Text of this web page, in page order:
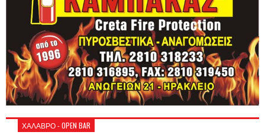
ΧΑΛΑΒΡΟ - OPEN BAR